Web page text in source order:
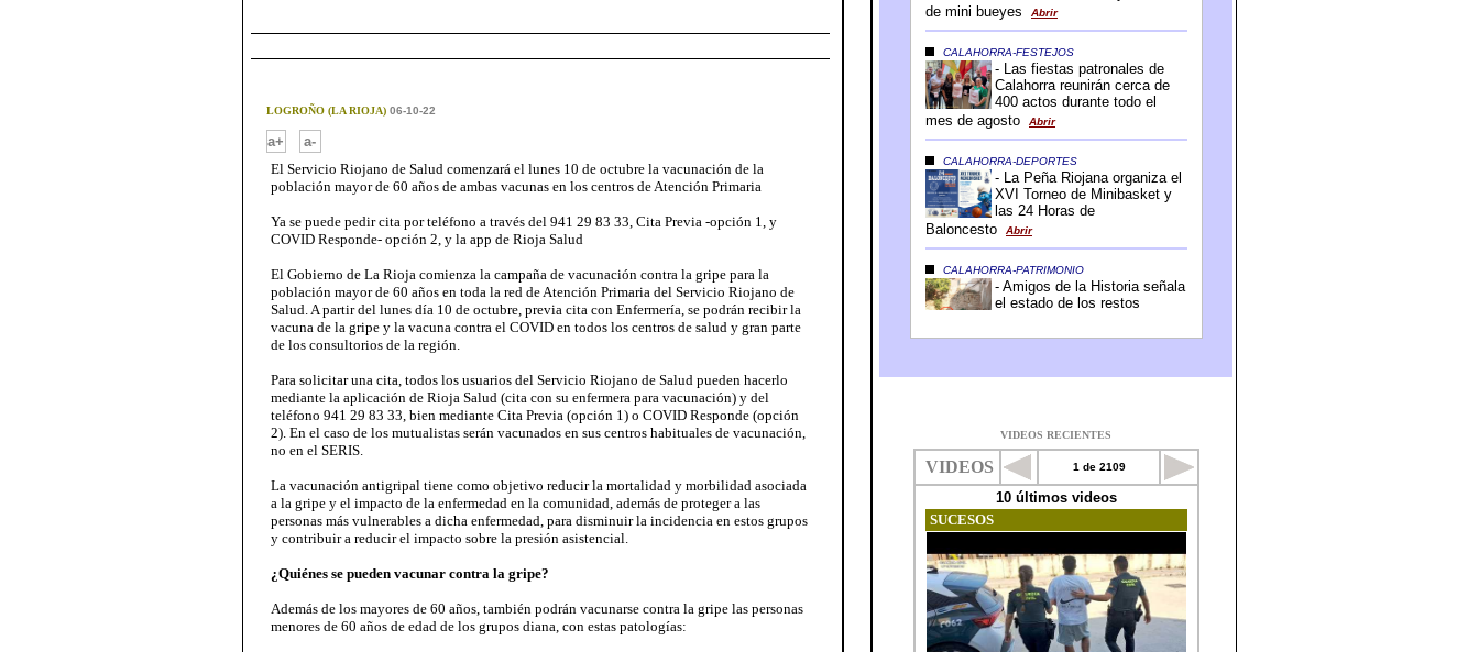
LOGROÑO (LA RIOJA)06-10-22
a+
a-
El Servicio Riojano de Salud comenzará el lunes 10 de octubre la vacunación de la
población mayor de 60 años de ambas vacunas en los centros de Atención Primaria
Ya se puede pedir cita por teléfono a través del 941 29 83 33, Cita Previa -opción 1, y
COVID Responde- opción 2, y la app de Rioja Salud
El Gobierno de La Rioja comienza la campaña de vacunación contra la gripe para la
población mayor de 60 años en toda la red de Atención Primaria del Servicio Riojano de
Salud. A partir del lunes día 10 de octubre, previa cita con Enfermería, se podrán recibir la
vacuna de la gripe y la vacuna contra el COVID en todos los centros de salud y gran parte
de los consultorios de la región.
Para solicitar una cita, todos los usuarios del Servicio Riojano de Salud pueden hacerlo
mediante la aplicación de Rioja Salud (cita con su enfermera para vacunación) y del
teléfono 941 29 83 33, bien mediante Cita Previa (opción 1) o COVID Responde (opción
2). En el caso de los mutualistas serán vacunados en sus centros habituales de vacunación,
no en el SERIS.
La vacunación antigripal tiene como objetivo reducir la mortalidad y morbilidad asociada
a la gripe y el impacto de la enfermedad en la comunidad, además de proteger a las
personas más vulnerables a dicha enfermedad, para disminuir la incidencia en estos grupos
y contribuir a reducir el impacto sobre la presión asistencial.
¿Quiénes se pueden vacunar contra la gripe?
Además de los mayores de 60 años, también podrán vacunarse contra la gripe las personas
menores de 60 años de edad de los grupos diana, con estas patologías:
VIDEOS RECIENTES